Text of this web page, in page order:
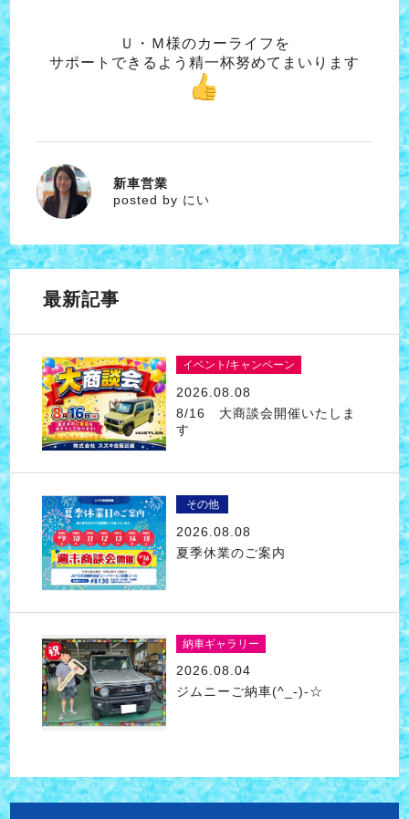
Ｕ・Ｍ様のカーライフを
サポートできるよう精一杯努めてまいります
にい
新車営業
posted by にい
最新記事
イベント/キャンペーン
2026.08.08
8/16 大商談会開催いたしま
す
その他
2026.08.08
夏季休業のご案内
納車ギャラリー
2026.08.04
ジムニーご納車(^_-)-☆